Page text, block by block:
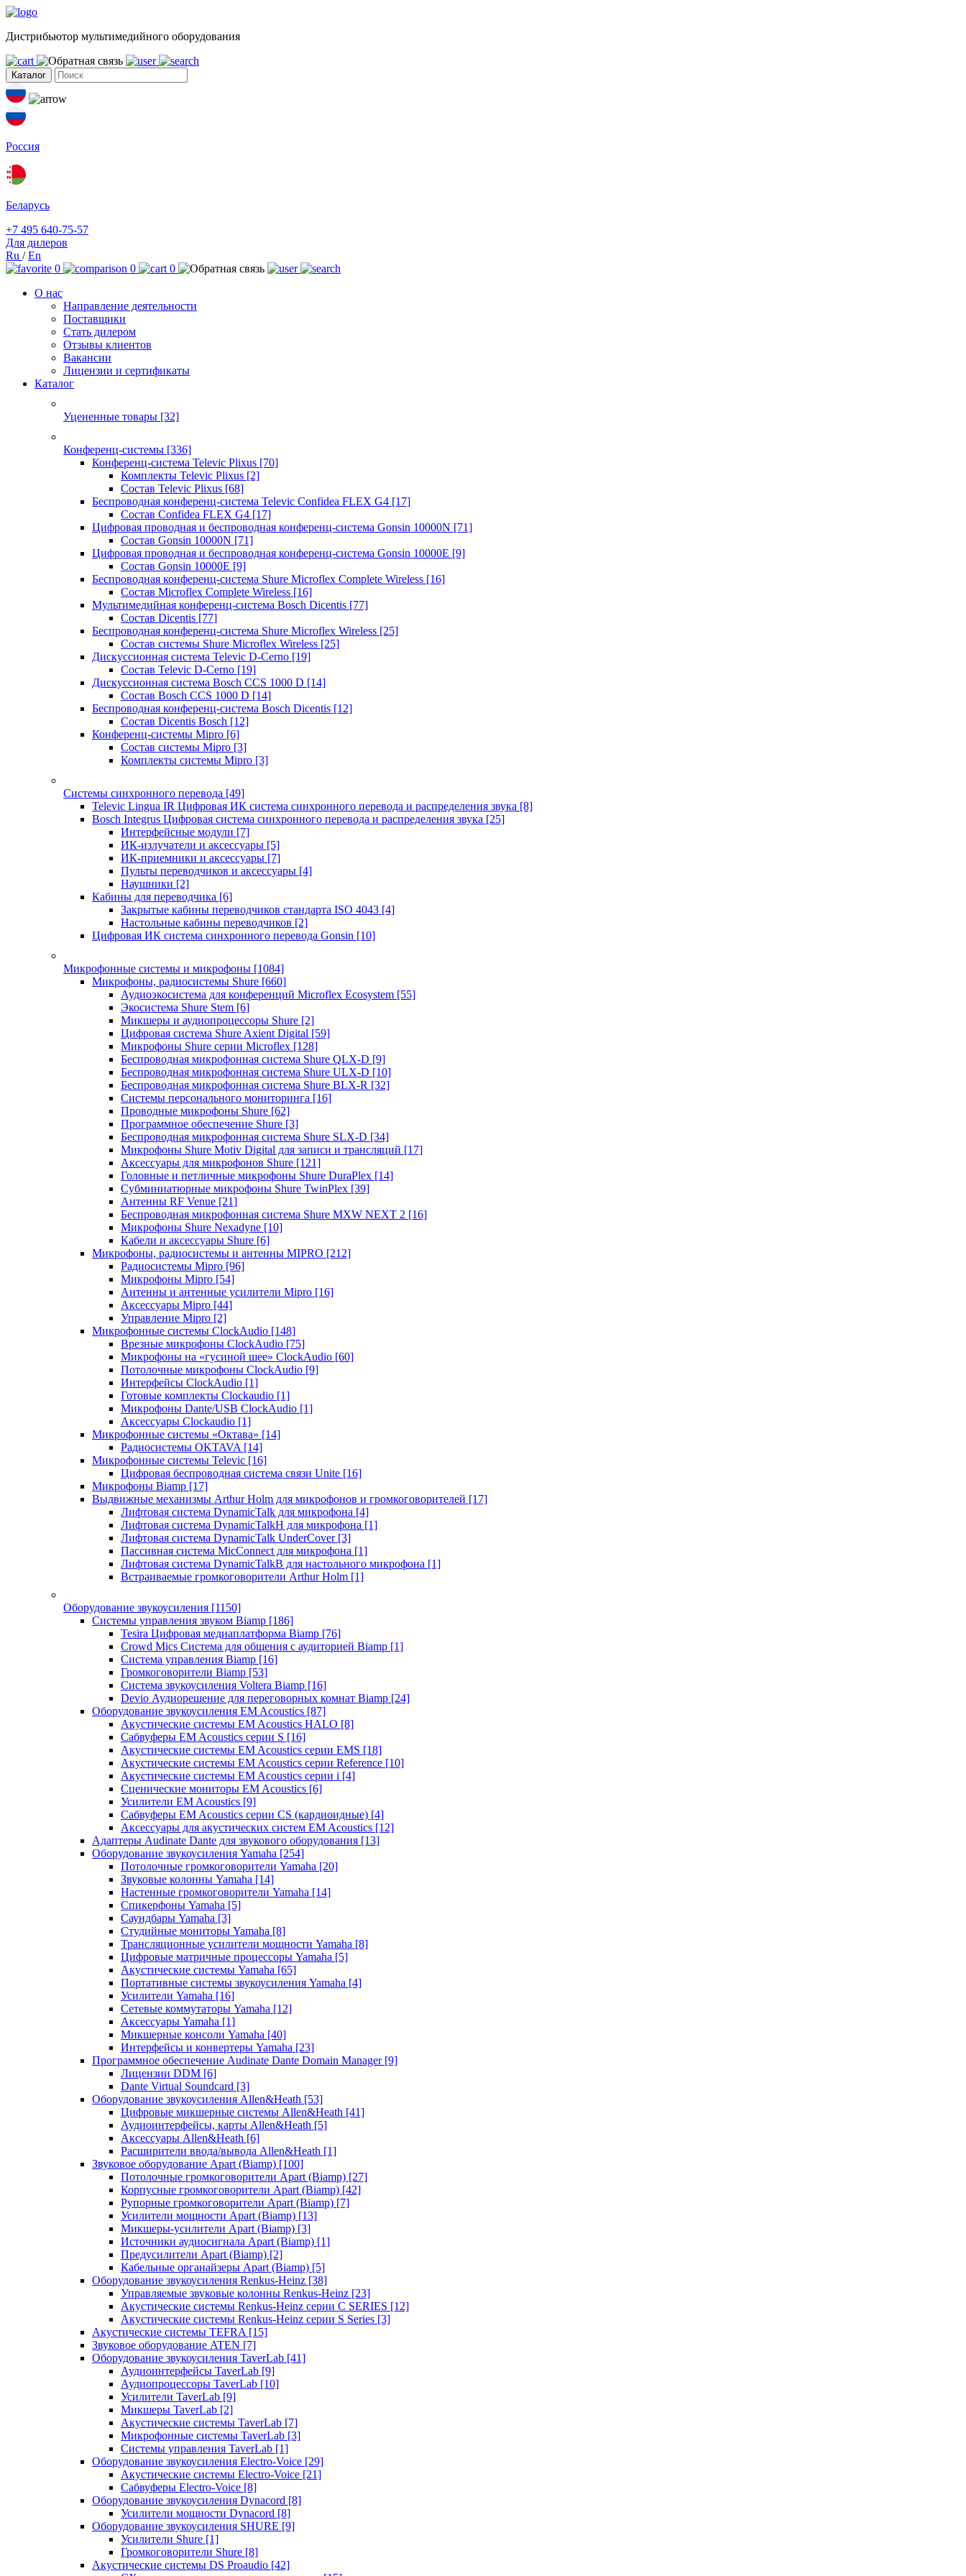
Дистрибьютор мультимедийного оборудования
Каталог
Россия
Беларусь
+7 495 640-75-57
Для дилеров
Ru /En
0
0
0
О нас
Направление деятельности
Поставщики
Стать дилером
Отзывы клиентов
Вакансии
Лицензии и сертификаты
Каталог
Уцененные товары [32]
Конференц-системы [336]
Конференц-система Televic Plixus [70]
Комплекты Televic Plixus [2]
Состав Televic Plixus [68]
Беспроводная конференц-система Televic Confidea FLEX G4 [17]
Состав Confidea FLEX G4 [17]
Цифровая проводная и беспроводная конференц-система Gonsin 10000N [71]
Состав Gonsin 10000N [71]
Цифровая проводная и беспроводная конференц-система Gonsin 10000E [9]
Состав Gonsin 10000E [9]
Беспроводная конференц-система Shure Microflex Complete Wireless [16]
Состав Microflex Complete Wireless [16]
Мультимедийная конференц-система Bosch Dicentis [77]
Состав Dicentis [77]
Беспроводная конференц-система Shure Microflex Wireless [25]
Состав системы Shure Microflex Wireless [25]
Дискуссионная система Televic D-Cerno [19]
Состав Televic D-Cerno [19]
Дискуссионная система Bosch CCS 1000 D [14]
Состав Bosch CCS 1000 D [14]
Беспроводная конференц-система Bosch Dicentis [12]
Состав Dicentis Bosch [12]
Конференц-системы Mipro [6]
Состав системы Mipro [3]
Комплекты системы Mipro [3]
Системы синхронного перевода [49]
Televic Lingua IR Цифровая ИК система синхронного перевода и распределения звука [8]
Bosch Integrus Цифровая система синхронного перевода и распределения звука [25]
Интерфейсные модули [7]
ИК-излучатели и аксессуары [5]
ИК-приемники и аксессуары [7]
Пульты переводчиков и аксессуары [4]
Наушники [2]
Кабины для переводчика [6]
Закрытые кабины переводчиков стандарта ISO 4043 [4]
Настольные кабины переводчиков [2]
Цифровая ИК система синхронного перевода Gonsin [10]
Микрофонные системы и микрофоны [1084]
Микрофоны, радиосистемы Shure [660]
Аудиоэкосистема для конференций Microflex Ecosystem [55]
Экосистема Shure Stem [6]
Микшеры и аудиопроцессоры Shure [2]
Цифровая система Shure Axient Digital [59]
Микрофоны Shure серии Microflex [128]
Беспроводная микрофонная система Shure QLX-D [9]
Беспроводная микрофонная система Shure ULX-D [10]
Беспроводная микрофонная система Shure BLX-R [32]
Системы персонального мониторинга [16]
Проводные микрофоны Shure [62]
Программное обеспечение Shure [3]
Беспроводная микрофонная система Shure SLX-D [34]
Микрофоны Shure Motiv Digital для записи и трансляций [17]
Аксессуары для микрофонов Shure [121]
Головные и петличные микрофоны Shure DuraPlex [14]
Субминиатюрные микрофоны Shure TwinPlex [39]
Антенны RF Venue [21]
Беспроводная микрофонная система Shure MXW NEXT 2 [16]
Микрофоны Shure Nexadyne [10]
Кабели и аксессуары Shure [6]
Микрофоны, радиосистемы и антенны MIPRO [212]
Радиосистемы Mipro [96]
Микрофоны Mipro [54]
Антенны и антенные усилители Mipro [16]
Аксессуары Mipro [44]
Управление Mipro [2]
Микрофонные системы ClockAudio [148]
Врезные микрофоны ClockAudio [75]
Микрофоны на «гусиной шее» ClockAudio [60]
Потолочные микрофоны ClockAudio [9]
Интерфейсы ClockAudio [1]
Готовые комплекты Clockaudio [1]
Микрофоны Dante/USB ClockAudio [1]
Аксессуары Clockaudio [1]
Микрофонные системы «Октава» [14]
Радиосистемы OKTAVA [14]
Микрофонные системы Televic [16]
Цифровая беспроводная система связи Unite [16]
Микрофоны Biamp [17]
Выдвижные механизмы Arthur Holm для микрофонов и громкоговорителей [17]
Лифтовая система DynamicTalk для микрофона [4]
Лифтовая система DynamicTalkH для микрофона [1]
Лифтовая система DynamicTalk UnderCover [3]
Пассивная система MicConnect для микрофона [1]
Лифтовая система DynamicTalkB для настольного микрофона [1]
Встраиваемые громкоговорители Arthur Holm [1]
Оборудование звукоусиления [1150]
Системы управления звуком Biamp [186]
Tesira Цифровая медиаплатформа Biamp [76]
Crowd Mics Система для общения с аудиторией Biamp [1]
Система управления Biamp [16]
Громкоговорители Biamp [53]
Система звукоусиления Voltera Biamp [16]
Devio Аудиорешение для переговорных комнат Biamp [24]
Оборудование звукоусиления EM Acoustics [87]
Акустические системы EM Acoustics HALO [8]
Сабвуферы EM Acoustics серии S [16]
Акустические системы EM Acoustics серии EMS [18]
Акустические системы EM Acoustics серии Reference [10]
Акустические системы EM Acoustics серии i [4]
Сценические мониторы EM Acoustics [6]
Усилители EM Acoustics [9]
Сабвуферы EM Acoustics серии CS (кардиоидные) [4]
Аксессуары для акустических систем EM Acoustics [12]
Адаптеры Audinate Dante для звукового оборудования [13]
Оборудование звукоусиления Yamaha [254]
Потолочные громкоговорители Yamaha [20]
Звуковые колонны Yamaha [14]
Настенные громкоговорители Yamaha [14]
Спикерфоны Yamaha [5]
Саундбары Yamaha [3]
Студийные мониторы Yamaha [8]
Трансляционные усилители мощности Yamaha [8]
Цифровые матричные процессоры Yamaha [5]
Акустические системы Yamaha [65]
Портативные системы звукоусиления Yamaha [4]
Усилители Yamaha [16]
Сетевые коммутаторы Yamaha [12]
Аксессуары Yamaha [1]
Микшерные консоли Yamaha [40]
Интерфейсы и конвертеры Yamaha [23]
Программное обеспечение Audinate Dante Domain Manager [9]
Лицензии DDM [6]
Dante Virtual Soundcard [3]
Оборудование звукоусиления Allen&Heath [53]
Цифровые микшерные системы Allen&Heath [41]
Аудиоинтерфейсы, карты Allen&Heath [5]
Аксессуары Allen&Heath [6]
Расширители ввода/вывода Allen&Heath [1]
Звуковое оборудование Apart (Biamp) [100]
Потолочные громкоговорители Apart (Biamp) [27]
Корпусные громкоговорители Apart (Biamp) [42]
Рупорные громкоговорители Apart (Biamp) [7]
Усилители мощности Apart (Biamp) [13]
Микшеры-усилители Apart (Biamp) [3]
Источники аудиосигнала Apart (Biamp) [1]
Предусилители Apart (Biamp) [2]
Кабельные органайзеры Apart (Biamp) [5]
Оборудование звукоусиления Renkus-Heinz [38]
Управляемые звуковые колонны Renkus-Heinz [23]
Акустические системы Renkus-Heinz серии C SERIES [12]
Акустические системы Renkus-Heinz серии S Series [3]
Акустические системы TEFRA [15]
Звуковое оборудование ATEN [7]
Оборудование звукоусиления TaverLab [41]
Аудиоинтерфейсы TaverLab [9]
Аудиопроцессоры TaverLab [10]
Усилители TaverLab [9]
Микшеры TaverLab [2]
Акустические системы TaverLab [7]
Микрофонные системы TaverLab [3]
Системы управления TaverLab [1]
Оборудование звукоусиления Electro-Voice [29]
Акустические системы Electro-Voice [21]
Сабвуферы Electro-Voice [8]
Оборудование звукоусиления Dynacord [8]
Усилители мощности Dynacord [8]
Оборудование звукоусиления SHURE [9]
Усилители Shure [1]
Громкоговорители Shure [8]
Акустические системы DS Proaudio [42]